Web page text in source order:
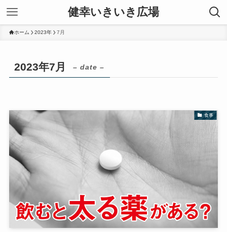
健幸いきいき広場
ホーム 2023年 7月
2023年7月 – date –
食事